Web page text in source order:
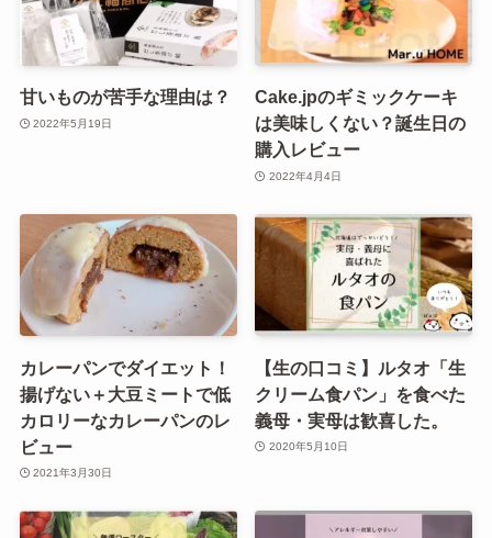
甘いものが苦手な理由は？
2022年5月19日
Cake.jpのギミックケーキ
は美味しくない？誕生日の
購入レビュー
2022年4月4日
カレーパンでダイエット！
揚げない＋大豆ミートで低
カロリーなカレーパンのレ
ビュー
2021年3月30日
【生の口コミ】ルタオ「生
クリーム食パン」を食べた
義母・実母は歓喜した。
2020年5月10日